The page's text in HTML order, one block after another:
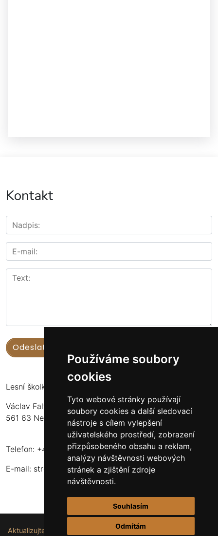
Používáme soubory
cookies
Tyto webové stránky používají
soubory cookies a další sledovací
nástroje s cílem vylepšení
uživatelského prostředí, zobrazení
přizpůsobeného obsahu a reklam,
analýzy návštěvnosti webových
stránek a zjištění zdroje
návštěvnosti.
Souhlasím
Odmítám
Kontakt
Lesní školka Nekoř
Václav Faltus
561 63 Nekoř 251
Telefon: +420 732 173 483
E-mail: stromkynekor@seznam.cz
Aktualizujte nastavení souborů cookie.